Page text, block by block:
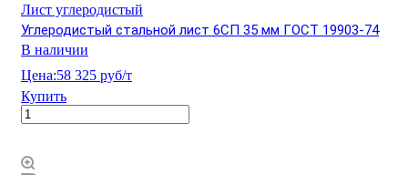
Лист углеродистый
Углеродистый стальной лист 6СП 35 мм ГОСТ 19903-74
В наличии
Цена:58 325 руб/т
Купить